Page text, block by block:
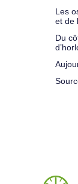
Les
et de
Du